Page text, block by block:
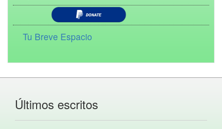
Tu Breve Espacio
Últimos escritos